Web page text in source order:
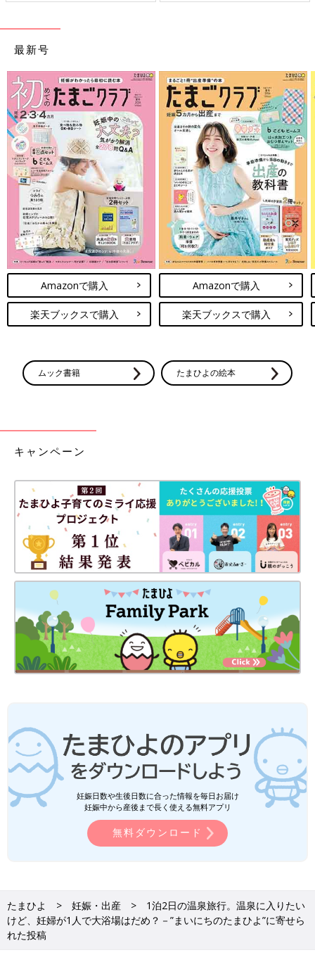
最新号
Amazonで購入
楽天ブックスで購入
Amazonで購入
楽天ブックスで購入
ムック書籍 たまひよの絵本
キャンペーン
妊娠日数や生後日数に合った情報を毎日お届け
妊娠中から産後まで長く使える無料アプリ
無料ダウンロード
たまひよ 妊娠・出産
1泊2日の温泉旅行。温泉に入りたい
けど、妊婦が1人で大浴場はだめ？－”まいにちのたまひよ”に寄せら
れた投稿